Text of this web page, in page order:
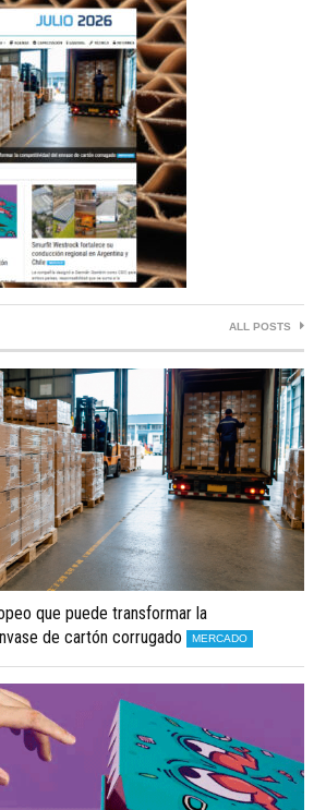
ALL POSTS
que puede transformar la
de cartón corrugado
MERCADO